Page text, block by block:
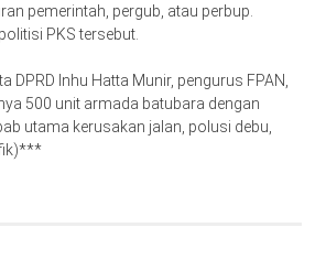
pemerintah, pergub, atau perbup.
PKS tersebut.
Inhu Hatta Munir, pengurus FPAN,
500 unit armada batubara dengan
utama kerusakan jalan, polusi debu,